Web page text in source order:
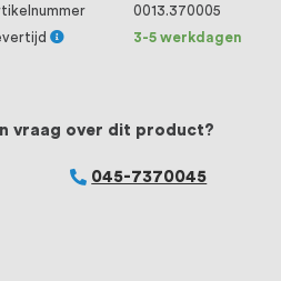
vraag over dit product?
045-7370045
0013.370005
3-5 werkdagen